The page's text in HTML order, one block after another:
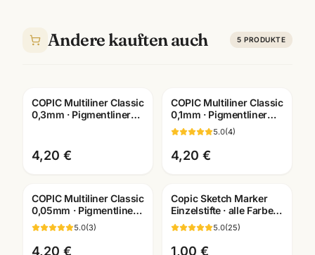
Andere kauften auch 5 PRODUKTE
COPIC Multiliner Classic
0,3mm · Pigmentliner
4,20 €
COPIC Multiliner Classic
0,1mm · Pigmentliner
dokumentenecht ·
versch. Farben
5.0(4)
4,20 €
COPIC Multiliner Classic
0,05mm · Pigmentliner
dokumentenecht ·
Farben wählbar
5.0(3)
4,20 €
Copic Sketch Marker
Einzelstifte · alle Farben
BV000-B99 ·
Künstlerbedarf
Mannheim
5.0(25)
1,00 €